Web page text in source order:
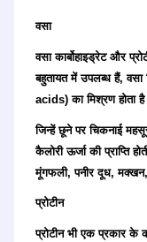
वसा
वसा कार्बोहाइड्रेट और
बहुतायत में उपलब्ध हैं,
acids) का मिश्रण होता
जिन्हें छूने पर चिकनाई
कैलोरी ऊर्जा की प्राप्ति
मूंगफली, पनीर दूध, मक्खन,
प्रोटीन
प्रोटीन भी एक प्रकार के